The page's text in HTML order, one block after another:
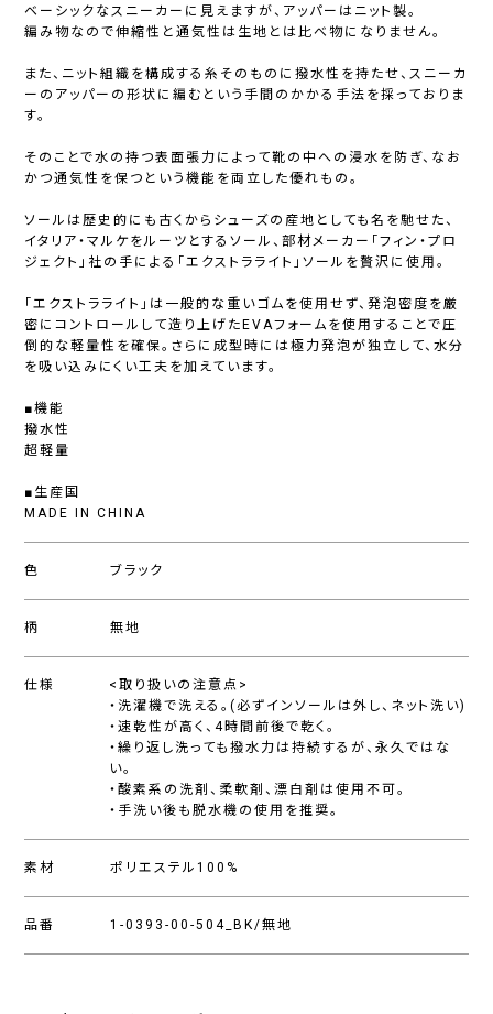
ベーシックなスニーカーに見えますが、アッパーはニット製。
編み物なので伸縮性と通気性は生地とは比べ物になりません。
また、ニット組織を構成する糸そのものに撥水性を持たせ、スニーカ
ーのアッパーの形状に編むという手間のかかる手法を採っておりま
す。
そのことで水の持つ表面張力によって靴の中への浸水を防ぎ、なお
かつ通気性を保つという機能を両立した優れもの。
ソールは歴史的にも古くからシューズの産地としても名を馳せた、
イタリア・マルケをルーツとするソール、部材メーカー「フィン・プロ
ジェクト」社の手による「エクストラライト」ソールを贅沢に使用。
「エクストラライト」は一般的な重いゴムを使用せず、発泡密度を厳
密にコントロールして造り上げたEVAフォームを使用することで圧
倒的な軽量性を確保。さらに成型時には極力発泡が独立して、水分
を吸い込みにくい工夫を加えています。
■機能
撥水性
超軽量
■生産国
MADE IN CHINA
色 ブラック
柄 無地
仕様
<取り扱いの注意点>
・洗濯機で洗える。(必ずインソールは外し、ネット洗い)
・速乾性が高く、4時間前後で乾く。
・繰り返し洗っても撥水力は持続するが、永久ではな
い。
・酸素系の洗剤、柔軟剤、漂白剤は使用不可。
・手洗い後も脱水機の使用を推奨。
素材 ポリエステル100%
品番 1-0393-00-504_BK/無地